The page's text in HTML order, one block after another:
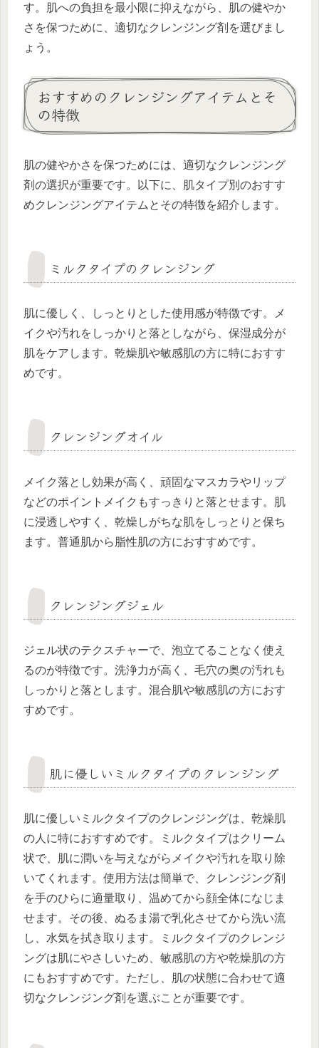
す。肌への負担を最小限に抑えながら、肌の健やか
さを保つために、適切なクレンジング剤を選びまし
ょう。
おすすめのクレンジングアイテムとそ
の特徴
肌の健やかさを保つためには、適切なクレンジング
剤の選択が重要です。以下に、肌タイプ別のおすす
めクレンジングアイテムとその特徴を紹介します。
ミルクタイプのクレンジング
肌に優しく、しっとりとした使用感が特徴です。メ
イクや汚れをしっかりと落としながら、保湿成分が
肌をケアします。乾燥肌や敏感肌の方に特におすす
めです。
クレンジングオイル
メイク落とし効果が高く、頑固なマスカラやリップ
などのポイントメイクもすっきりと落とせます。肌
に浸透しやすく、乾燥しがちな肌をしっとりと保ち
ます。普通肌から脂性肌の方におすすめです。
クレンジングジェル
ジェル状のテクスチャーで、泡立てることなく使え
るのが特徴です。洗浄力が高く、毛穴の奥の汚れも
しっかりと落とします。混合肌や敏感肌の方におす
すめです。
肌に優しいミルクタイプのクレンジング
肌に優しいミルクタイプのクレンジングは、乾燥肌
の人に特におすすめです。ミルクタイプはクリーム
状で、肌に潤いを与えながらメイクや汚れを取り除
いてくれます。使用方法は簡単で、クレンジング剤
を手のひらに適量取り、温めてから顔全体になじま
せます。その後、ぬるま湯で乳化させてから洗い流
し、水気を拭き取ります。ミルクタイプのクレンジ
ングは肌にやさしいため、敏感肌の方や乾燥肌の方
にもおすすめです。ただし、肌の状態に合わせて適
切なクレンジング剤を選ぶことが重要です。